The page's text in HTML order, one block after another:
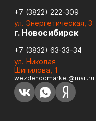
+7 (3822) 222-309
ул. Энергетическая, 3
г. Новосибирск
+7 (3832) 63-33-34
ул. Николая
Шипилова, 1
wezdehodmarket@mail.ru